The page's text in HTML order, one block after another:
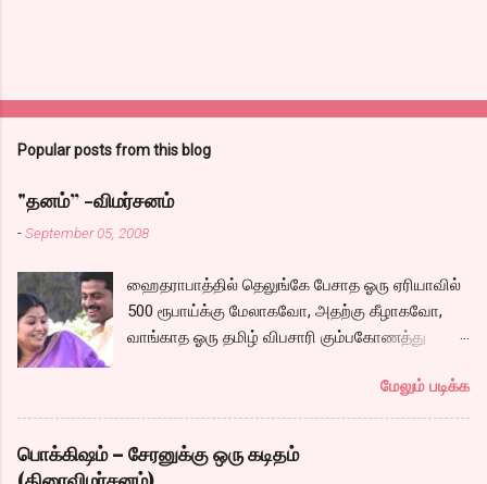
Popular posts from this blog
"தனம்” -விமர்சனம்
-September 05, 2008
ஹைதராபாத்தில் தெலுங்கே பேசாத ஓரு ஏரியாவில்
500 ரூபாய்க்கு மேலாகவோ, அதற்கு கீழாகவோ,
வாங்காத ஓரு தமிழ் விபசாரி கும்பகோணத்து
வாழ்கைபடுகிறாள். அவளுடய வாழ்கை எப்படி
அமைந்தது? என்ற ஓரு நல்ல லைனை , சங்கீதா
தன்னுடய இடுப்பை சுழற்றி, சுழற்றி நடப்பதை போல்
சும்மா, சுத்தி, சுத்தி குழப்பி, நம்பமுடியாத
மேலும் படிக்க
பொக்கிஷம் – சேரனுக்கு ஒரு கடிதம்